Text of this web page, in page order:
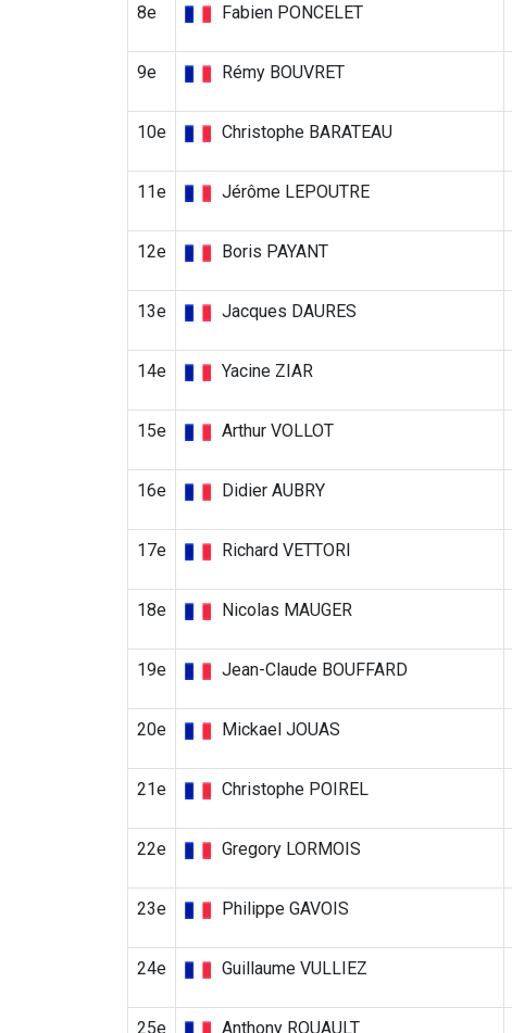
8e Fabien PONCELET
9e Rémy BOUVRET
10e Christophe BARATEAU
11e Jérôme LEPOUTRE
12e Boris PAYANT
13e Jacques DAURES
14e Yacine ZIAR
15e Arthur VOLLOT
16e Didier AUBRY
17e Richard VETTORI
18e Nicolas MAUGER
19e Jean-Claude BOUFFARD
20e Mickael JOUAS
21e Christophe POIREL
22e Gregory LORMOIS
23e Philippe GAVOIS
24e Guillaume VULLIEZ
25e Anthony ROUAULT